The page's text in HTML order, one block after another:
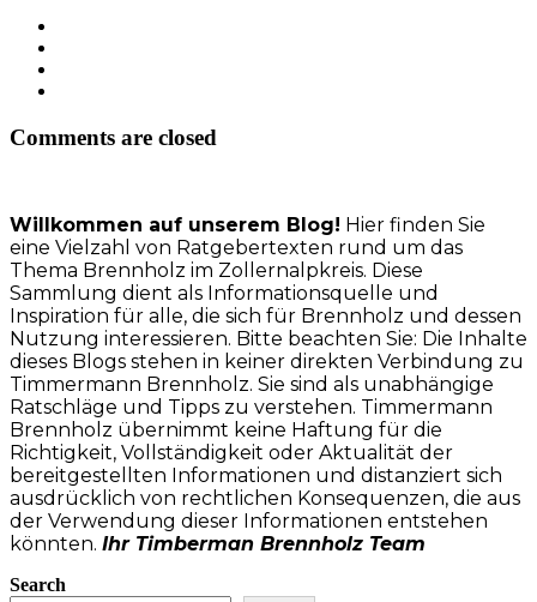
Comments are closed
Willkommen auf unserem Blog! Hier finden Sie
eine Vielzahl von Ratgebertexten rund um das
Thema Brennholz im Zollernalpkreis. Diese
Sammlung dient als Informationsquelle und
Inspiration für alle, die sich für Brennholz und dessen
Nutzung interessieren. Bitte beachten Sie: Die Inhalte
dieses Blogs stehen in keiner direkten Verbindung zu
Timmermann Brennholz. Sie sind als unabhängige
Ratschläge und Tipps zu verstehen. Timmermann
Brennholz übernimmt keine Haftung für die
Richtigkeit, Vollständigkeit oder Aktualität der
bereitgestellten Informationen und distanziert sich
ausdrücklich von rechtlichen Konsequenzen, die aus
der Verwendung dieser Informationen entstehen
könnten. Ihr Timberman Brennholz Team
Search